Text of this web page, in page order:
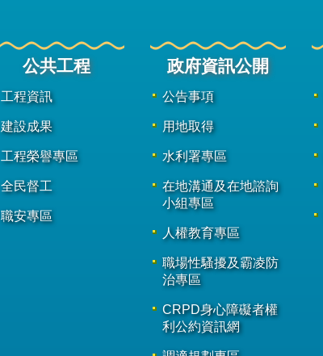
公共工程
工程資訊
建設成果
工程榮譽專區
全民督工
職安專區
政府資訊公開
公告事項
用地取得
水利署專區
在地溝通及在地諮詢
小組專區
人權教育專區
職場性騷擾及霸凌防
治專區
CRPD身心障礙者權
利公約資訊網